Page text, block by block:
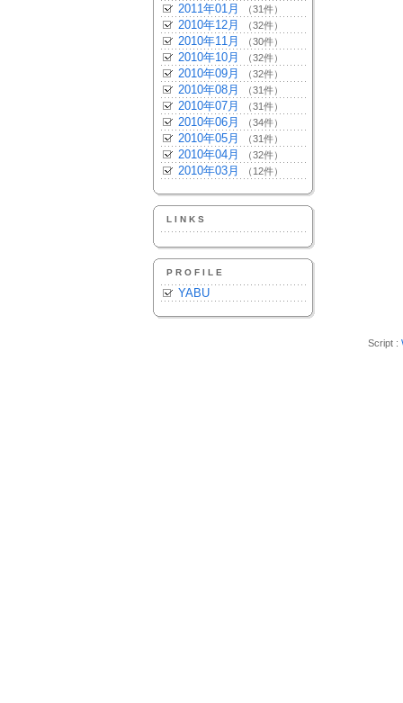
2011年01月 （31件）
2010年12月 （32件）
2010年11月 （30件）
2010年10月 （32件）
2010年09月 （32件）
2010年08月 （31件）
2010年07月 （31件）
2010年06月 （34件）
2010年05月 （31件）
2010年04月 （32件）
2010年03月 （12件）
LINKS
PROFILE
YABU
Script :